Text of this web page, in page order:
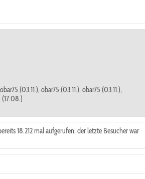
(03.11.), obar75 (03.11.), obar75 (03.11.),
(17.08.)
18.212 mal aufgerufen; der letzte Besucher war